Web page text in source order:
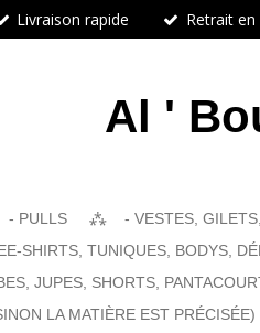
Livraison rapide Retrait
Al '
- PULLS
- VESTES,
SHIRTS, TUNIQUES, BODYS,
JUPES, SHORTS,
LA MATIÈRE EST PRÉCISÉE)